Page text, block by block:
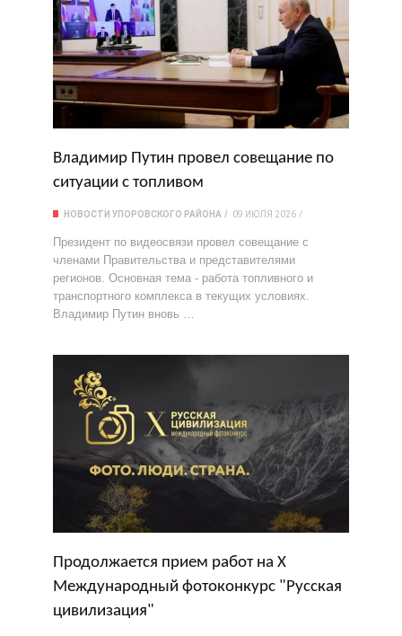
Владимир Путин провел совещание по
ситуации с топливом
НОВОСТИ УПОРОВСКОГО РАЙОНА 09 ИЮЛЯ 2026
Президент по видеосвязи провел совещание с
членами Правительства и представителями
регионов. Основная тема - работа топливного и
транспортного комплекса в текущих условиях.
Владимир Путин вновь …
Продолжается прием работ на Х
Международный фотоконкурс "Русская
цивилизация"